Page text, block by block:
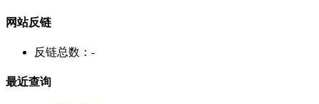
网站反链
反链总数： -
最近查询